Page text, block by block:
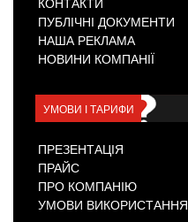
ПУБЛІЧНІ ДОКУМЕНТИ
НАША РЕКЛАМА
НОВИНИ КОМПАНІЇ
УМОВИ І ТАРИФИ
ПРЕЗЕНТАЦІЯ
ПРАЙС
ПРО КОМПАНІЮ
УМОВИ ВИКОРИСТАННЯ